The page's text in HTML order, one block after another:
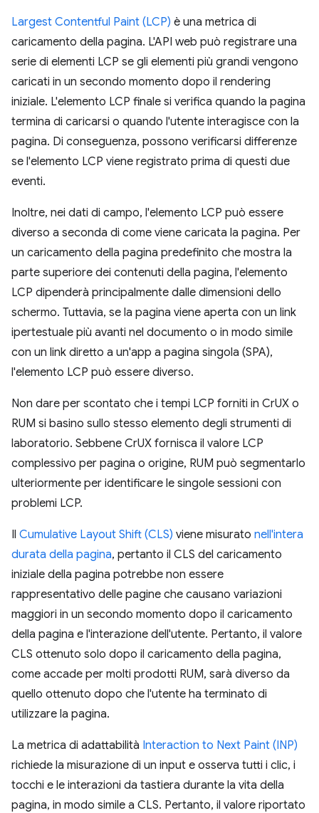
Largest Contentful Paint (LCP) è una metrica di
caricamento della pagina. L'API web può registrare una
serie di elementi LCP se gli elementi più grandi vengono
caricati in un secondo momento dopo il rendering
iniziale. L'elemento LCP finale si verifica quando la pagina
termina di caricarsi o quando l'utente interagisce con la
pagina. Di conseguenza, possono verificarsi differenze
se l'elemento LCP viene registrato prima di questi due
eventi.
Inoltre, nei dati di campo, l'elemento LCP può essere
diverso a seconda di come viene caricata la pagina. Per
un caricamento della pagina predefinito che mostra la
parte superiore dei contenuti della pagina, l'elemento
LCP dipenderà principalmente dalle dimensioni dello
schermo. Tuttavia, se la pagina viene aperta con un link
ipertestuale più avanti nel documento o in modo simile
con un link diretto a un'app a pagina singola (SPA),
l'elemento LCP può essere diverso.
Non dare per scontato che i tempi LCP forniti in CrUX o
RUM si basino sullo stesso elemento degli strumenti di
laboratorio. Sebbene CrUX fornisca il valore LCP
complessivo per pagina o origine, RUM può segmentarlo
ulteriormente per identificare le singole sessioni con
problemi LCP.
Il Cumulative Layout Shift (CLS) viene misurato nell'intera
durata della pagina, pertanto il CLS del caricamento
iniziale della pagina potrebbe non essere
rappresentativo delle pagine che causano variazioni
maggiori in un secondo momento dopo il caricamento
della pagina e l'interazione dell'utente. Pertanto, il valore
CLS ottenuto solo dopo il caricamento della pagina,
come accade per molti prodotti RUM, sarà diverso da
quello ottenuto dopo che l'utente ha terminato di
utilizzare la pagina.
La metrica di adattabilità Interaction to Next Paint (INP)
richiede la misurazione di un input e osserva tutti i clic, i
tocchi e le interazioni da tastiera durante la vita della
pagina, in modo simile a CLS. Pertanto, il valore riportato